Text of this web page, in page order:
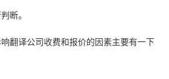
断。
翻译公司收费和报价的因素主要有一下